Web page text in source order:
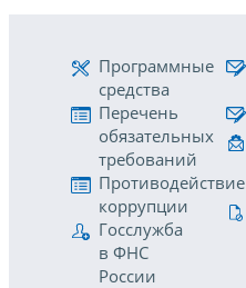
Программные
средства
Перечень
обязательных
требований
Противодействие
коррупции
Госслужба
в ФНС
России